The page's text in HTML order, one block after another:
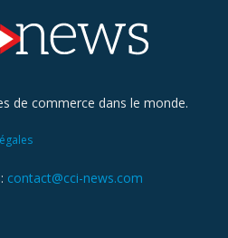
de commerce dans le monde.
contact@cci-news.com